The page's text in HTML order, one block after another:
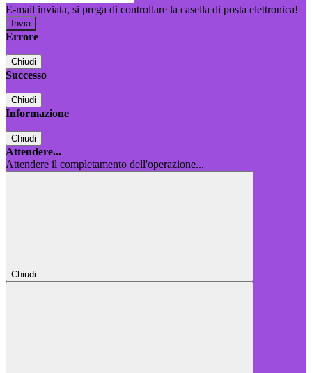
E-mail inviata, si prega di controllare la casella di posta elettronica!
Errore
Chiudi
Successo
Chiudi
Informazione
Chiudi
Attendere...
Attendere il completamento dell'operazione...
Chiudi